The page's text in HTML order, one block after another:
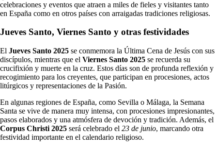
celebraciones y eventos que atraen a miles de fieles y visitantes tanto
en España como en otros países con arraigadas tradiciones religiosas.
Jueves Santo, Viernes Santo y otras festividades
El Jueves Santo 2025 se conmemora la Última Cena de Jesús con sus
discípulos, mientras que el Viernes Santo 2025 se recuerda su
crucifixión y muerte en la cruz. Estos días son de profunda reflexión y
recogimiento para los creyentes, que participan en procesiones, actos
litúrgicos y representaciones de la Pasión.
En algunas regiones de España, como Sevilla o Málaga, la Semana
Santa se vive de manera muy intensa, con procesiones impresionantes,
pasos elaborados y una atmósfera de devoción y tradición. Además, el
Corpus Christi 2025 será celebrado el 23 de junio, marcando otra
festividad importante en el calendario religioso.